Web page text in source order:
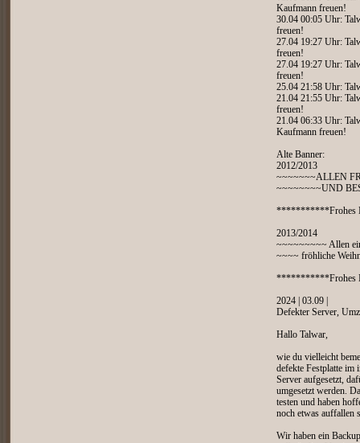
Kaufmann freuen!
30.04 00:05 Uhr:
freuen!
27.04 19:27 Uhr:
freuen!
27.04 19:27 Uhr:
freuen!
25.04 21:58 Uhr:
21.04 21:55 Uhr:
freuen!
21.04 06:33 Uhr:
Kaufmann freuen!
Alte Banner:
2012/2013
~~~~~~~ALLEN
~~~~~~~~UND
***********Frohes
2013/2014
~~~~~~~~~ Allen
~~~~ fröhliche
***********Frohes
2024 | 03.09 |
Defekter Server,
Hallo Talwar,
wie du vielleicht
defekte Festplatte im
Server aufgesetzt,
umgesetzt werden.
testen und haben
noch etwas auffallen
Wir haben ein